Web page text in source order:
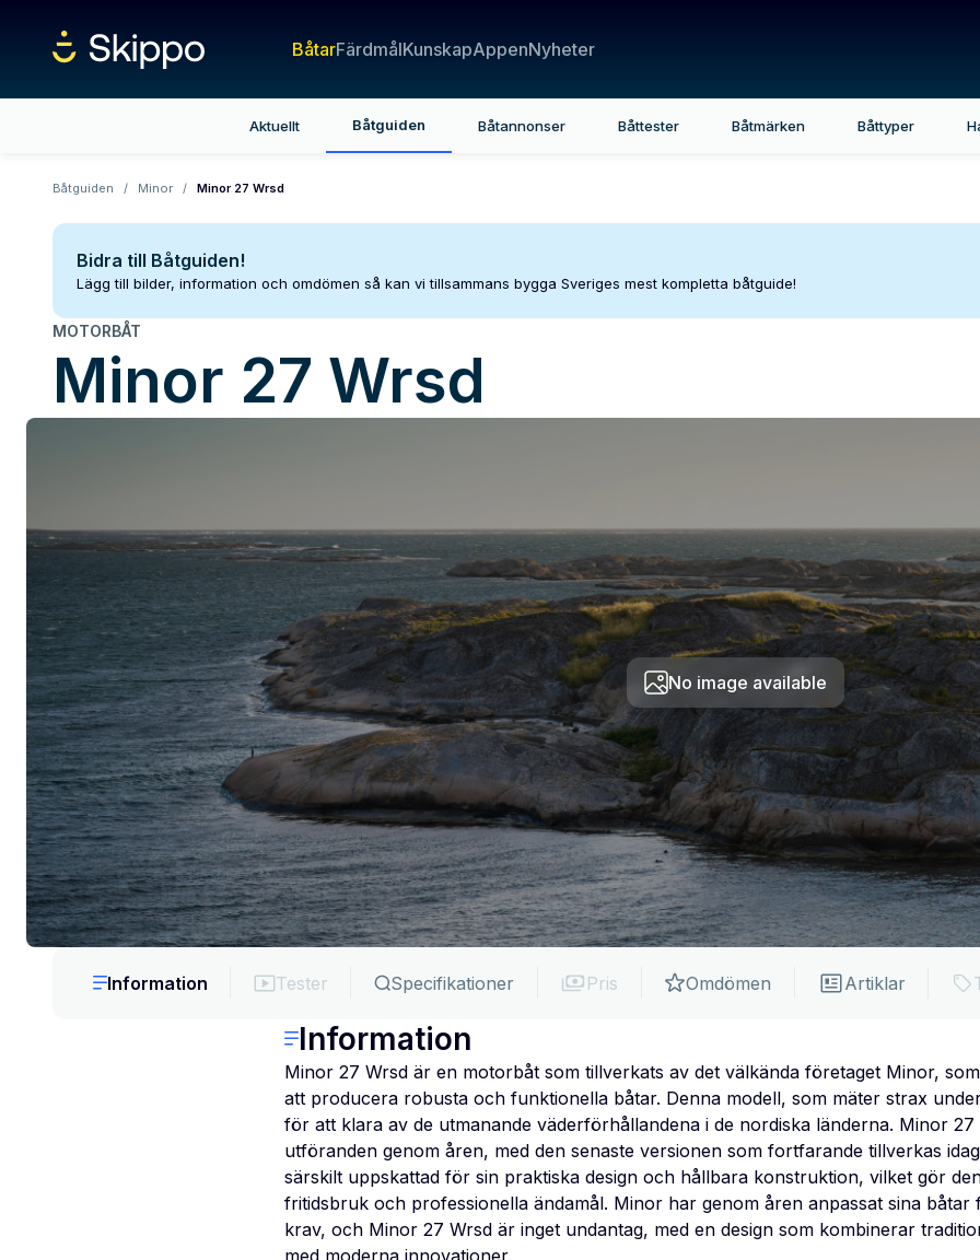
BåtarFärdmålKunskapAppenNyheter
Aktuellt Båtguiden Båtannonser Båttester Båtmärken Båttyper
Båtguiden / Minor / Minor 27 Wrsd
Bidra till Båtguiden!
Lägg till bilder, information och omdömen så kan vi tillsammans bygga Sveriges mest kompletta båtguide!
MOTORBÅT
Minor 27 Wrsd
No image available
Information Tester Specifikationer Pris Omdömen Artiklar
Information
Minor 27 Wrsd är en motorbåt som tillverkats av det välkända företaget Minor,
att producera robusta och funktionella båtar. Denna modell, som mäter strax
för att klara av de utmanande väderförhållandena i de nordiska länderna. Minor
utföranden genom åren, med den senaste versionen som fortfarande tillverkas
särskilt uppskattad för sin praktiska design och hållbara konstruktion, vilket gör
fritidsbruk och professionella ändamål. Minor har genom åren anpassat sina
krav, och Minor 27 Wrsd är inget undantag, med en design som kombinerar
med moderna innovationer.